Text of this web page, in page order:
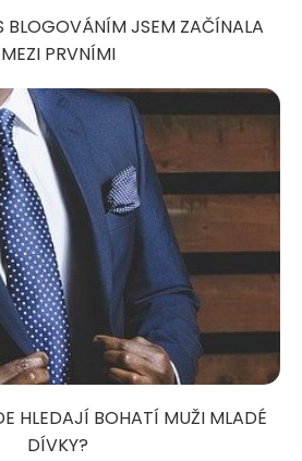
BLOGOVÁNÍM JSEM ZAČÍNALA
MEZI PRVNÍMI
HLEDAJÍ BOHATÍ MUŽI MLADÉ
DÍVKY?